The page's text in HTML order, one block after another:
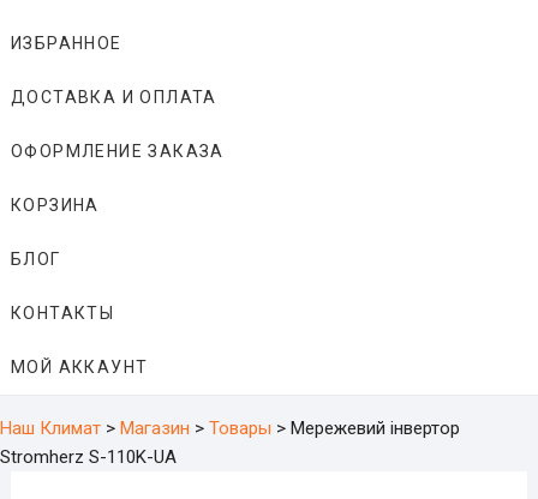
ИЗБРАННОЕ
ДОСТАВКА И ОПЛАТА
ОФОРМЛЕНИЕ ЗАКАЗА
КОРЗИНА
БЛОГ
КОНТАКТЫ
МОЙ АККАУНТ
Наш Климат > Магазин > Товары > Мережевий інвертор
Stromherz S-110K-UA